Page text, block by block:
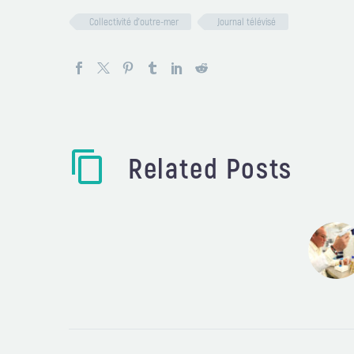
Collectivité d'outre-mer Journal télévisé
Related Posts